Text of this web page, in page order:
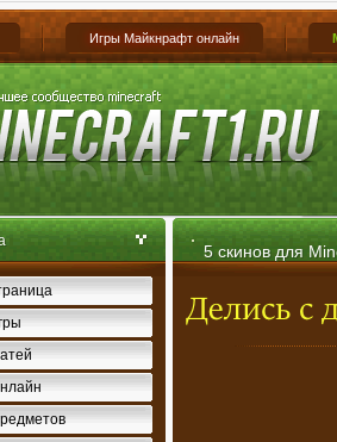
Игры Майкнрафт онлайн
5 скинов для